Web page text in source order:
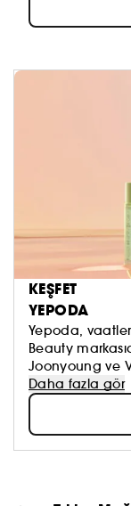
KEŞFET
YEPODA
Yepoda,
Beauty
Joonyoung ve
Kore yeniliği
Daha fazla gör